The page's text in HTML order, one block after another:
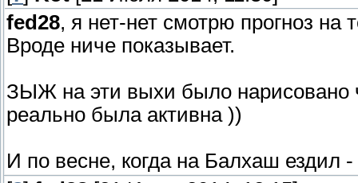
fed28, я нет-нет смотрю прогноз
Вроде ниче показывает.
ЗЫЖ на эти выхи было нарисовано
реально была активна ))
И по весне, когда на Балхаш ездил